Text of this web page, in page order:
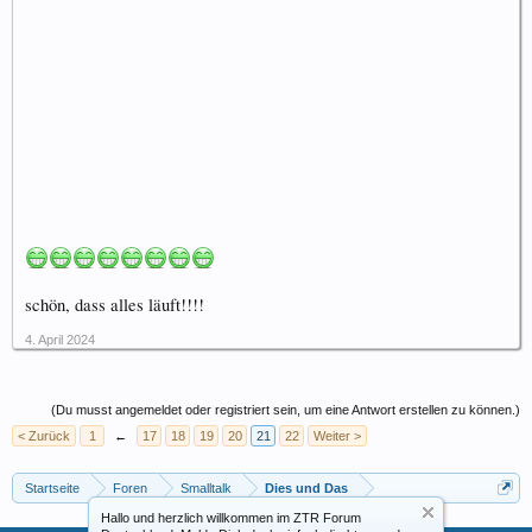
Hallo und herzlich willkommen im ZTR Forum
schön, dass alles läuft!!!!
4. April 2024
(Du musst angemeldet oder registriert sein, um eine Antwort erstellen zu können.)
< Zurück
1 ← 17 18 19 20 21 22 Weiter >
Startseite Foren Smalltalk Dies und Das